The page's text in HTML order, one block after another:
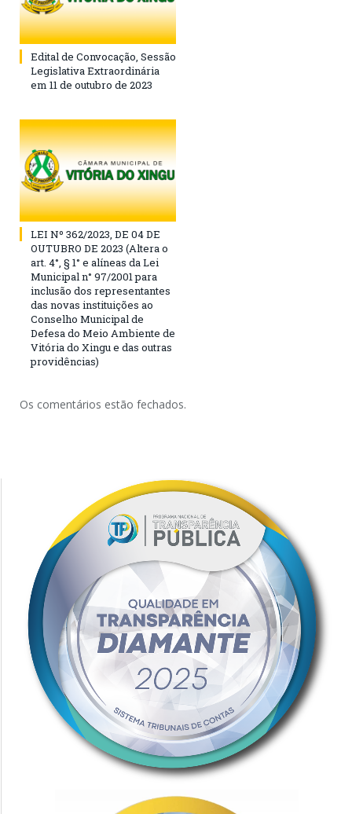
Edital de Convocação, Sessão
Legislativa Extraordinária
em 11 de outubro de 2023
LEI Nº 362/2023, DE 04 DE
OUTUBRO DE 2023 (Altera o
art. 4°, § 1° e alíneas da Lei
Municipal n° 97/2001 para
inclusão dos representantes
das novas instituições ao
Conselho Municipal de
Defesa do Meio Ambiente de
Vitória do Xingu e das outras
providências)
Os comentários estão fechados.